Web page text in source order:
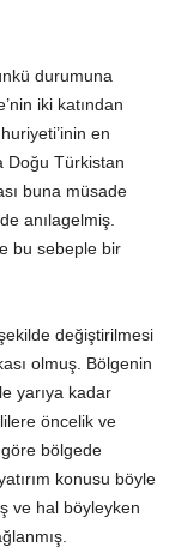
durumuna
iki katından
en
Doğu Türkistan
buna müsade
anılagelmiş.
bu sebeple bir
değiştirilmesi
olmuş. Bölgenin
yarıya kadar
öncelik ve
bölgede
konusu böyle
ve hal böyleyken